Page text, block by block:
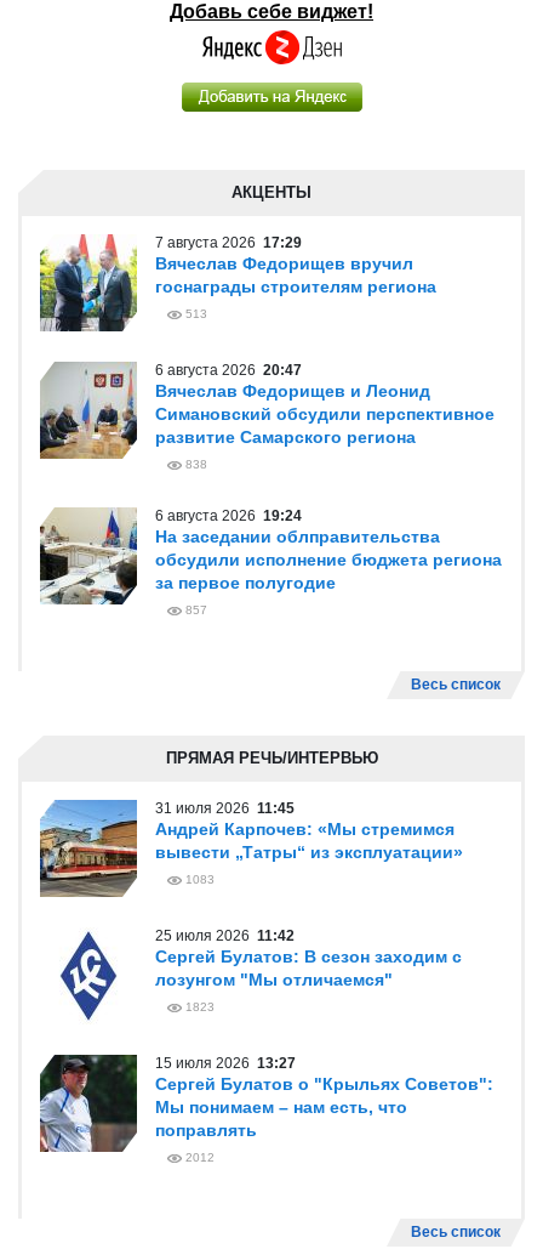
Добавь себе виджет!
АКЦЕНТЫ
7 августа 2026 17:29
Вячеслав Федорищев вручил
госнаграды строителям региона
513
6 августа 2026 20:47
Вячеслав Федорищев и Леонид
Симановский обсудили перспективное
развитие Самарского региона
838
6 августа 2026 19:24
На заседании облправительства
обсудили исполнение бюджета региона
за первое полугодие
857
Весь список
ПРЯМАЯ РЕЧЬ/ИНТЕРВЬЮ
31 июля 2026 11:45
Андрей Карпочев: «Мы стремимся
вывести „Татры“ из эксплуатации»
1083
25 июля 2026 11:42
Сергей Булатов: В сезон заходим с
лозунгом "Мы отличаемся"
1823
15 июля 2026 13:27
Сергей Булатов о "Крыльях Советов":
Мы понимаем – нам есть, что
поправлять
2012
Весь список